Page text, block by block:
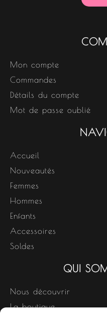
Mon compte
Commandes
Détails du compte
Mot de passe oublié
Accueil
Nouveautés
Femmes
Hommes
Enfants
Accessoires
Soldes
QUI
Nous découvrir
La boutique